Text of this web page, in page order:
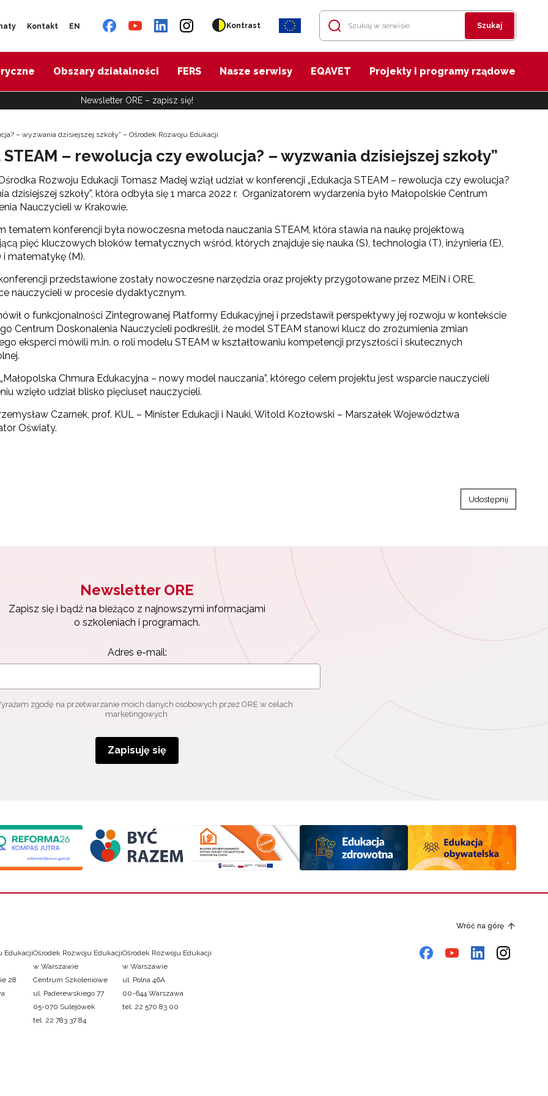
Kontakt EN Kontrast Szukaj
Obszary działalności FERS Nasze serwisy EQAVET Projekty i programy rządowe
Newsletter ORE – zapisz się!
– wyzwania dzisiejszej szkoły” – Ośrodek Rozwoju Edukacji
– rewolucja czy ewolucja? – wyzwania dzisiejszej szkoły”
Rozwoju Edukacji Tomasz Madej wziął udział w konferencji „Edukacja STEAM – rewolucja czy ewolucja?
dzisiejszej szkoły”, która odbyła się 1 marca 2022 r. Organizatorem wydarzenia było Małopolskie Centrum
Nauczycieli w Krakowie.
tematem konferencji była nowoczesna metoda nauczania STEAM, która stawia na naukę projektową
pięć kluczowych bloków tematycznych wśród, których znajduje się nauka (S), technologia (T), inżynieria (E),
i matematykę (M).
przedstawione zostały nowoczesne narzędzia oraz projekty przygotowane przez MEiN i ORE,
nauczycieli w procesie dydaktycznym.
o funkcjonalności Zintegrowanej Platformy Edukacyjnej i przedstawił perspektywy jej rozwoju w kontekście
Centrum Doskonalenia Nauczycieli podkreślił, że model STEAM stanowi klucz do zrozumienia zmian
eksperci mówili m.in. o roli modelu STEAM w kształtowaniu kompetencji przyszłości i skutecznych
Chmura Edukacyjna – nowy model nauczania”, którego celem projektu jest wsparcie nauczycieli
wzięło udział blisko pięciuset nauczycieli.
Czarnek, prof. KUL – Minister Edukacji i Nauki, Witold Kozłowski – Marszałek Województwa
Oświaty.
Udostępnij
Newsletter ORE
Zapisz się i bądź na bieżąco z najnowszymi informacjami
o szkoleniach i programach.
Adres e-mail:
zgodę na przetwarzanie moich danych osobowych przez ORE w celach
marketingowych.
Zapisuję się
Wróć na górę
Edukacji
28
Ośrodek Rozwoju Edukacji
w Warszawie
Centrum Szkoleniowe
ul. Paderewskiego 77
05-070 Sulejówek
tel. 22 783 37 84
Ośrodek Rozwoju Edukacji
w Warszawie
ul. Polna 46A
00-644 Warszawa
tel. 22 570 83 00